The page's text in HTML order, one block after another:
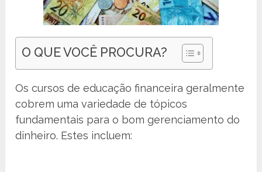
O QUE VOCÊ PROCURA?
Os cursos de educação financeira geralmente
cobrem uma variedade de tópicos
fundamentais para o bom gerenciamento do
dinheiro. Estes incluem: